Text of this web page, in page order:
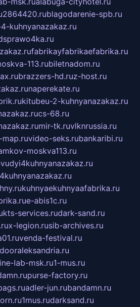
2864420.rublagodarenie-spb.ru
kuhnyanazakaz.ru
fabrikayfabrikaefabrika.ru
113.rubiletnadom.ru
brazzers-hd.ruz-host.ru
naperekate.ru
kitubeu-2-kuhnyanazakaz.ru
cs-68.ru
mir-tk.ruvlknrussia.ru
video-seks.rubankaribi.ru
moskva113.ru
kuhnyaekuhnyaafabrika.ru
e-abis1c.ru
kts-services.rudark-sand.ru
x-legion.rusib-archives.ru
venda-festival.ru
dooraleksandria.ru
lab-msk.ru1-mus.ru
purse-factory.ru
adler-jun.rubandamn.ru
1mus.rudarksand.ru